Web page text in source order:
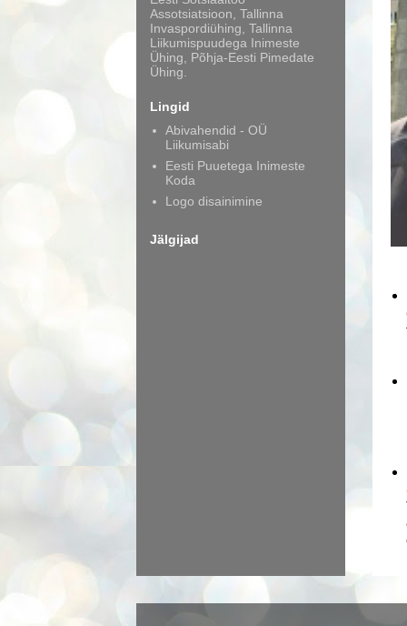
Assotsiatsioon, Tallinna
Invaspordiühing, Tallinna
Liikumispuudega Inimeste
Ühing, Põhja-Eesti Pimedate
Ühing.
Lingid
Abivahendid - OÜ
Liikumisabi
Eesti Puuetega Inimeste
Koda
Logo disainimine
Jälgijad